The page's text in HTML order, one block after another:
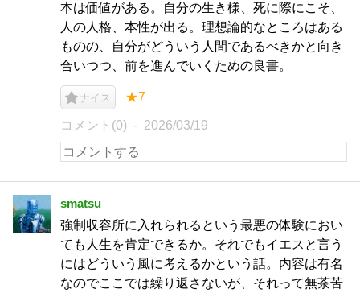
本は価値がある。自分の生き様、死に際にこそ、
人の人格、本性が出る。理想論的なところはある
ものの、自分がどういう人間であるべきかと向き
合いつつ、前を進んでいくための良書。
ナイス ★7
コメント(0) 2026/03/19
smatsu
強制収容所に入れられるという最悪の体験におい
ても人生を肯定できるか。それでもイエスと言う
にはどういう風に考えるかという話。内容は有名
なのでここでは繰り返さないが、それって無茶苦